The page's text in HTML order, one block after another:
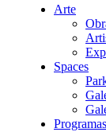
Arte
Spaces
Programas